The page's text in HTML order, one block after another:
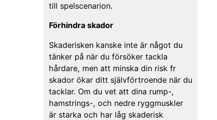
till spelscenarion.
Förhindra skador
Skaderisken kanske inte är något du
tänker på när du försöker tackla
hårdare, men att minska din risk fr
skador ökar ditt självförtroende när du
tacklar. Om du vet att dina rump-,
hamstrings-, och nedre ryggmuskler
är starka och har låg skaderisk